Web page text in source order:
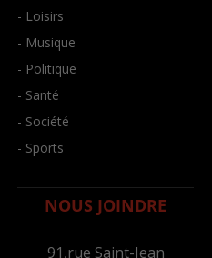
- Loisirs
- Musique
- Politique
- Santé
- Société
- Sports
NOUS JOINDRE
91,rue Saint-Jean